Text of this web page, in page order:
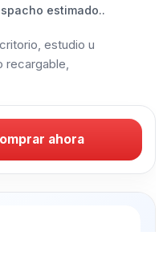
estimado..
estudio u
recargable,
ahora